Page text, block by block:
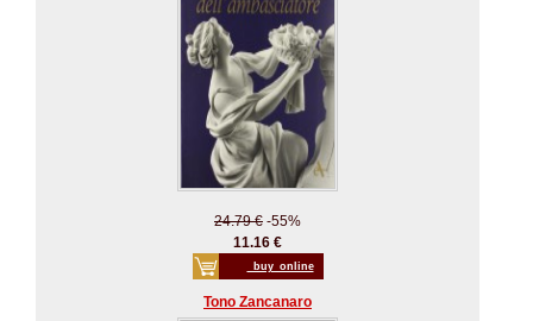
24.79 € -55%
11.16 €
_buy_online
Tono Zancanaro